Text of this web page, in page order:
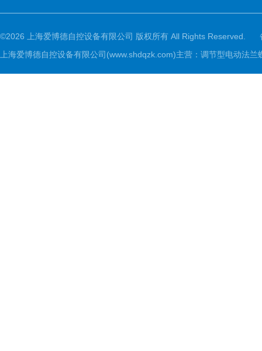
©2026 上海爱博德自控设备有限公司 版权所有 All Rights Reserved.
上海爱博德自控设备有限公司(www.shdqzk.com)主营：调节型电动法